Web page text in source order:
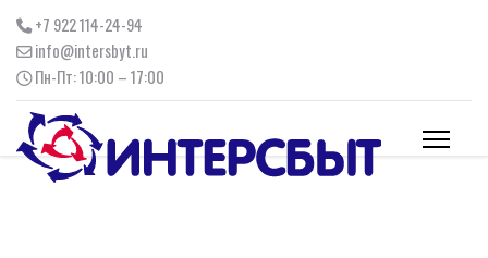
+7 922 114-24-94
info@intersbyt.ru
Пн-Пт: 10:00 – 17:00